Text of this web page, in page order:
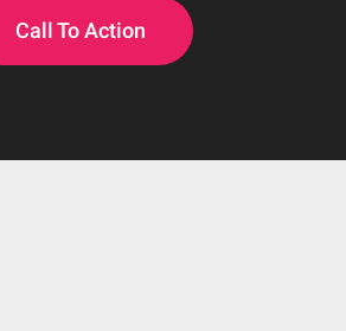
Call To Action